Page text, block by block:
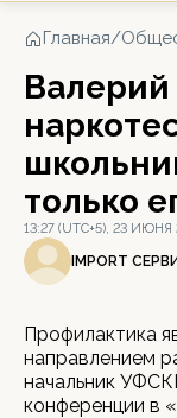
Главная/
Валерий
только
13:27 (UTC+5), 23 ИЮНЯ
IMPORT
Профилактика
направлением
начальник
конференции в